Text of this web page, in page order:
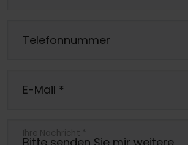
Telefonnummer
E-Mail *
Ihre Nachricht *